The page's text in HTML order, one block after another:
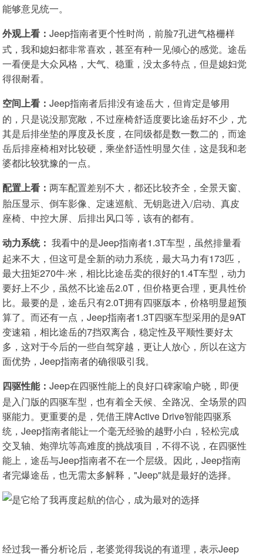
能够意见统一。
外观上看：Jeep指南者更个性时尚，前脸7孔进气格栅样
式，我和媳妇都非常喜欢，甚至有种一见倾心的感觉。途岳
一看便是大众风格，大气、稳重，没太多特点，但是媳妇觉
得很耐看。
空间上看：Jeep指南者后排没有途岳大，但肯定是够用
的，只是说没那宽敞，不过座椅舒适度要比途岳好不少，尤
其是后排坐垫的厚度及长度，在同级都是数一数二的，而途
岳后排座椅相对比较硬，乘坐舒适性明显欠佳，这是我和老
婆都比较犹豫的一点。
配置上看：两车配置差别不大，都还比较齐全，全景天窗、
胎压显示、倒车影像、定速巡航、无钥匙进入/启动、真皮
座椅、中控大屏、后排出风口等，该有的都有。
动力系统：我看中的是Jeep指南者1.3T车型，虽然排量看
起来不大，但这可是全新的动力系统，最大马力有173匹，
最大扭矩270牛·米，相比比途岳卖的很好的1.4T车型，动力
要好上不少，虽然不比途岳2.0T，但价格更合理，更具性价
比。最要的是，途岳只有2.0T拥有四驱版本，价格明显超预
算了。而还有一点，Jeep指南者1.3T四驱车型采用的是9AT
变速箱，相比途岳的7挡双离合，稳定性及平顺性要好太
多，这对于今后的一些自驾穿越，更让人放心，所以在这方
面优势，Jeep指南者的确很吸引我。
四驱性能：Jeep在四驱性能上的良好口碑家喻户晓，即便
是入门版的四驱车型，也有着全天候、全路况、全场景的四
驱能力。更重要的是，凭借王牌Active Drive智能四驱系
统，Jeep指南者能让一个毫无经验的越野小白，轻松完成
交叉轴、炮弹坑等高难度的挑战项目，不得不说，在四驱性
能上，途岳与Jeep指南者不在一个层级。因此，Jeep指南
者完爆途岳，也无需太多解释，"Jeep"就是最好的选择。
经过我一番分析论后，老婆觉得我说的有道理，表示Jeep